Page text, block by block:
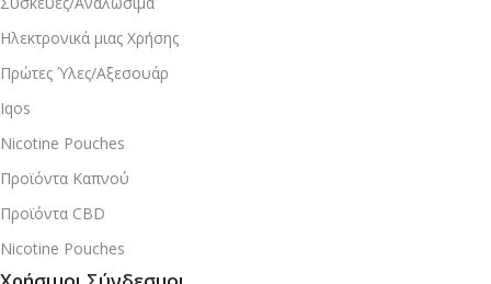
Ηλεκτρονικά μιας Χρήσης
Πρώτες Ύλες/Αξεσουάρ
Iqos
Nicotine Pouches
Προϊόντα Καπνού
Προϊόντα CBD
Nicotine Pouches